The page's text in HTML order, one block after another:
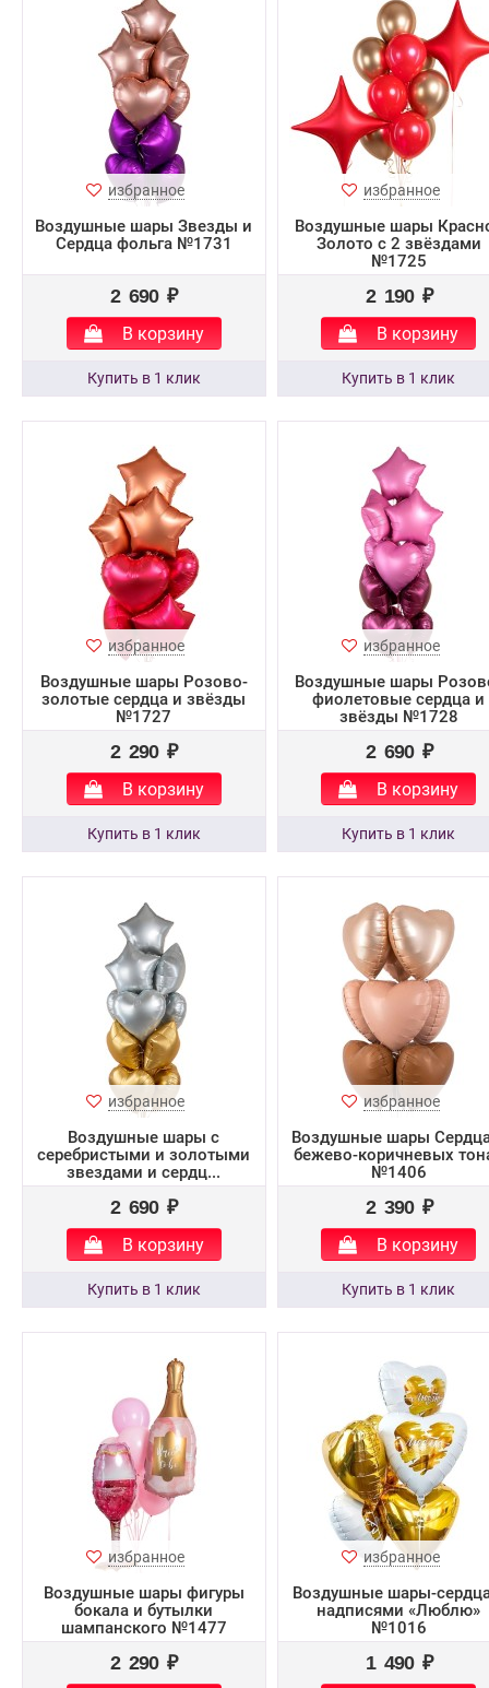
избранное
Воздушные шары Звезды и
Сердца фольга №1731
2 690 ₽
В корзину
избранное
Воздушные шары
Золото с 2 звёздами
№1725
2 190 ₽
В корзину
избранное
Воздушные шары Розово-
золотые сердца и звёзды
№1727
2 290 ₽
В корзину
избранное
Воздушные шары
фиолетовые сердца и
звёзды №1728
2 690 ₽
В корзину
избранное
Воздушные шары с
серебристыми и золотыми
звездами и сердц...
2 690 ₽
В корзину
избранное
Воздушные шары
бежево-коричневых
№1406
2 390 ₽
В корзину
избранное
Воздушные шары фигуры
бокала и бутылки
шампанского №1477
2 290 ₽
избранное
Воздушные шары-
надписями «Люблю»
№1016
1 490 ₽